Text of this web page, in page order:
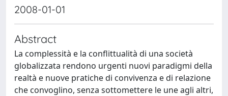
2008-01-01
Abstract
La complessità e la conflittualità di una società
globalizzata rendono urgenti nuovi paradigmi della
realtà e nuove pratiche di convivenza e di relazione
che convoglino, senza sottomettere le une agli altri,